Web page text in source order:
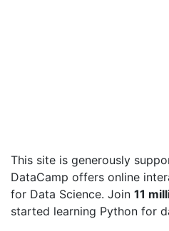
This site is generously
DataCamp offers online
for Data Science. Join 11
started learning Python for